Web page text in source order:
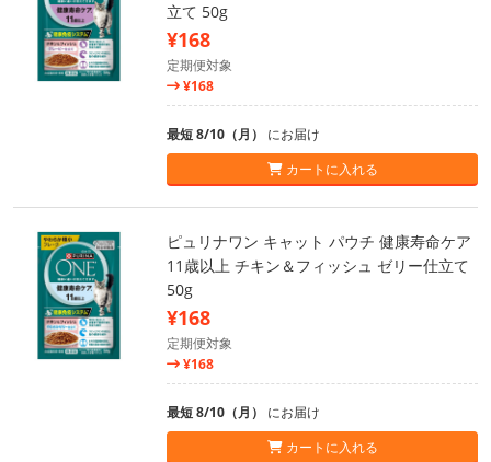
立て 50g
¥168
定期便対象
¥168
最短 8/10（月） にお届け
カートに入れる
ピュリナワン キャット パウチ 健康寿命ケア
11歳以上 チキン＆フィッシュ ゼリー仕立て
50g
¥168
定期便対象
¥168
最短 8/10（月） にお届け
カートに入れる